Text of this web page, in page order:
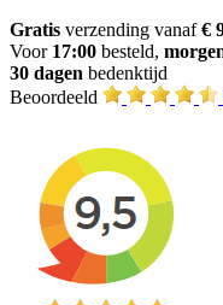
Gratis verzending vanaf€
Voor 17:00 besteld,
30 dagen bedenktijd
Beoordeeld